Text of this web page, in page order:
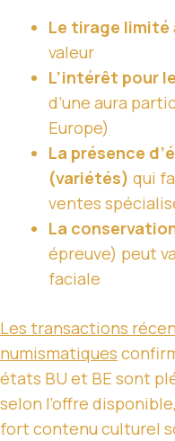
Le tirage limité
valeur
L’intérêt pour
d’une aura
Europe)
La présence
(variétés) qui
ventes
La
épreuve) peut
faciale
Les transactions
numismatiques
états BU et BE sont
selon l’offre
fort contenu culturel